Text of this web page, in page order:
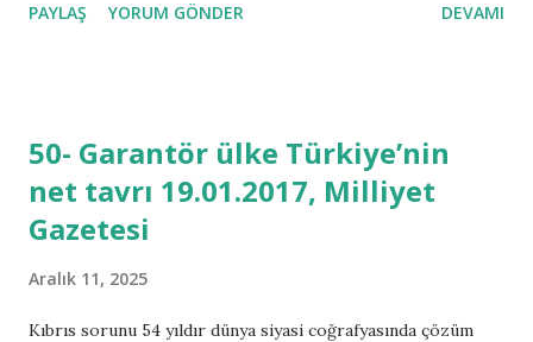
ortağının ya da hükümet etme yetkisine ilk defa sahip olan
tek taraflı işletme gayretlerini izlemekteyiz. Türkiye’nin
Suriye’deki terör yuvalarını temizleme ve sınır güvenliği için
yürüttüğü askerî harekâtı takip etmekteyiz. Olaylara
baktığımızda Kıbrıs adasının konumu, yaşadığımız siyasi
coğrafyanın karmaşası, Doğu Akdeniz ve Orta Doğu’da
PAYLAŞ YORUM GÖNDER DEVAMI
50- Garantör ülke Türkiye’nin
net tavrı 19.01.2017, Milliyet
Gazetesi
Aralık 11, 2025
Kıbrıs sorunu 54 yıldır dünya siyasi coğrafyasında çözüm